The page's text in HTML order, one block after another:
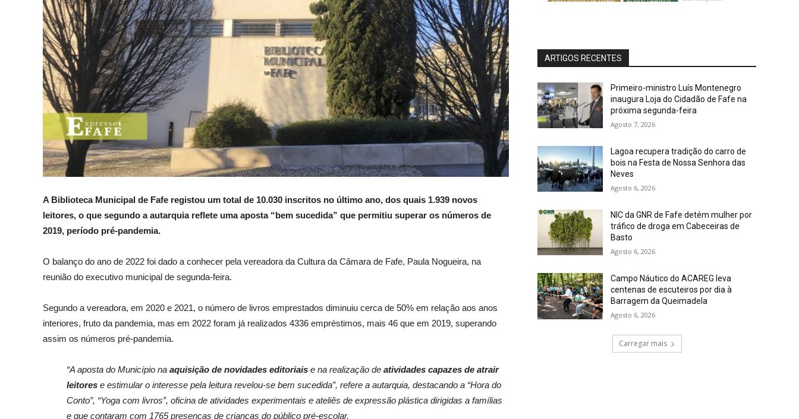
A Biblioteca Municipal de Fafe registou um total de 10.030 inscritos no último ano, dos quais 1.939 novos
leitores, o que segundo a autarquia reflete uma aposta “bem sucedida” que permitiu superar os números de
2019, período pré-pandemia.
O balanço do ano de 2022 foi dado a conhecer pela vereadora da Cultura da Câmara de Fafe, Paula Nogueira, na
reunião do executivo municipal de segunda-feira.
Segundo a vereadora, em 2020 e 2021, o número de livros emprestados diminuiu cerca de 50% em relação aos anos
interiores, fruto da pandemia, mas em 2022 foram já realizados 4336 empréstimos, mais 46 que em 2019, superando
assim os números pré-pandemia.
“A aposta do Município na aquisição de novidades editoriais e na realização de atividades capazes de atrair
leitores e estimular o interesse pela leitura revelou-se bem sucedida”, refere a autarquia, destacando a “Hora do
Conto”, “Yoga com livros”, oficina de atividades experimentais e ateliês de expressão plástica dirigidas a famílias
e que contaram com 1765 presenças de crianças do público pré-escolar.
ARTIGOS RECENTES
Primeiro-ministro Luís Montenegro
inaugura Loja do Cidadão de Fafe na
próxima segunda-feira
Agosto 7, 2026
Lagoa recupera tradição do carro de
bois na Festa de Nossa Senhora das
Neves
Agosto 6, 2026
NIC da GNR de Fafe detém mulher por
tráfico de droga em Cabeceiras de
Basto
Agosto 6, 2026
Campo Náutico do ACAREG leva
centenas de escuteiros por dia à
Barragem da Queimadela
Agosto 6, 2026
Carregar mais